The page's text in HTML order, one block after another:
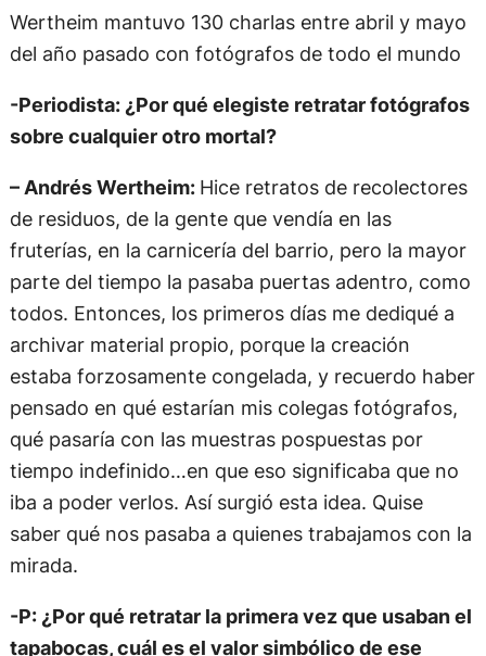
Wertheim mantuvo 130 charlas entre abril y mayo
del año pasado con fotógrafos de todo el mundo
-Periodista: ¿Por qué elegiste retratar fotógrafos
sobre cualquier otro mortal?
– Andrés Wertheim: Hice retratos de recolectores
de residuos, de la gente que vendía en las
fruterías, en la carnicería del barrio, pero la mayor
parte del tiempo la pasaba puertas adentro, como
todos. Entonces, los primeros días me dediqué a
archivar material propio, porque la creación
estaba forzosamente congelada, y recuerdo haber
pensado en qué estarían mis colegas fotógrafos,
qué pasaría con las muestras pospuestas por
tiempo indefinido…en que eso significaba que no
iba a poder verlos. Así surgió esta idea. Quise
saber qué nos pasaba a quienes trabajamos con la
mirada.
-P: ¿Por qué retratar la primera vez que usaban el
tapabocas, cuál es el valor simbólico de ese